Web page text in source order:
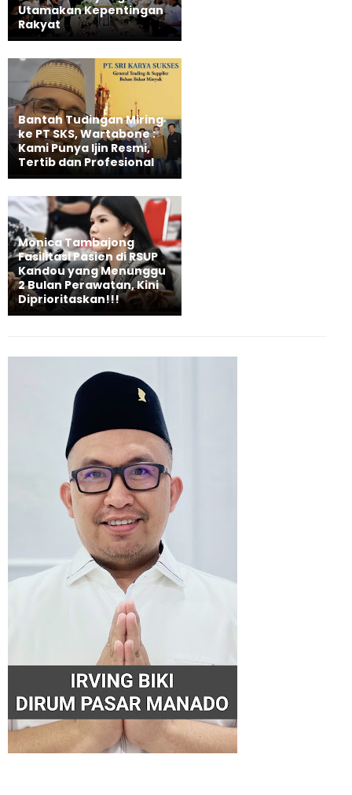
Utamakan Kepentingan
Rakyat
Bantah Tudingan Miring
ke PT SKS, Wartabone :
Kami Punya Ijin Resmi,
Tertib dan Profesional
Monica Tambajong
Fasilitasi Pasien di RSUP
Kandou yang Menunggu
2 Bulan Perawatan, Kini
Diprioritaskan!!!